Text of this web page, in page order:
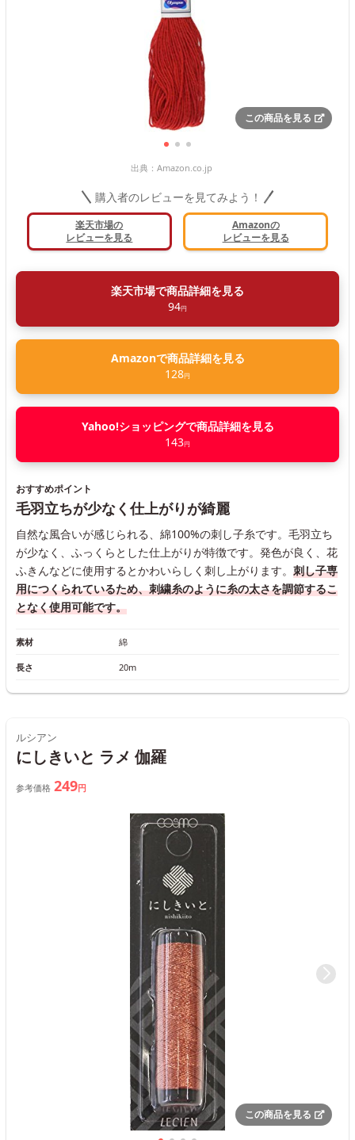
この商品を見る
出典： Amazon.co.jp
購入者のレビューを見てみよう！
楽天市場の
レビューを見る
Amazonの
レビューを見る
楽天市場で商品詳細を見る
94円
Amazonで商品詳細を見る
128円
Yahoo!ショッピングで商品詳細を見る
143円
おすすめポイント
毛羽立ちが少なく仕上がりが綺麗
自然な風合いが感じられる、綿100%の刺し子糸です。毛羽立ち
が少なく、ふっくらとした仕上がりが特徴です。発色が良く、花
ふきんなどに使用するとかわいらしく刺し上がります。 刺し子専
用につくられているため、刺繍糸のように糸の太さを調節するこ
となく使用可能です。
素材 綿
長さ 20m
ルシアン
にしきいと ラメ 伽羅
参考価格 249円
この商品を見る